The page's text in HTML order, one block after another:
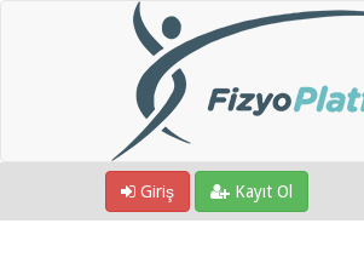
Giriş Kayıt Ol